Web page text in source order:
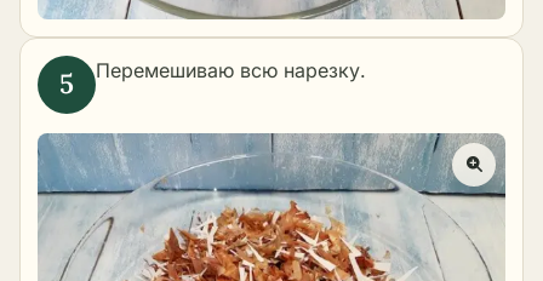
Перемешиваю всю нарезку.